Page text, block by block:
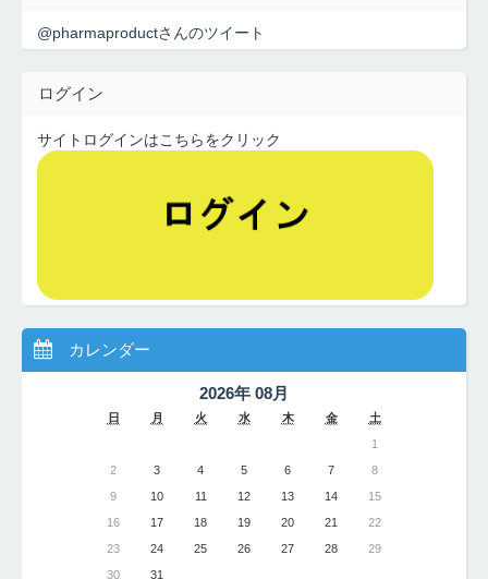
@pharmaproductさんのツイート
ログイン
サイトログインはこちらをクリック
カレンダー
2026年 08月
日 月 火 水 木 金
土
1
2
3 4 5 6 7
8
9
10 11 12 13 14
15
16
17 18 19 20 21
22
23
24 25 26 27 28
29
30
31